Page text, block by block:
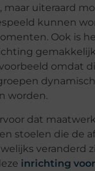
maar uiteraard
kunnen
Ook is
omdat
worden.
dat
stoelen die de
veranderd
inrichting